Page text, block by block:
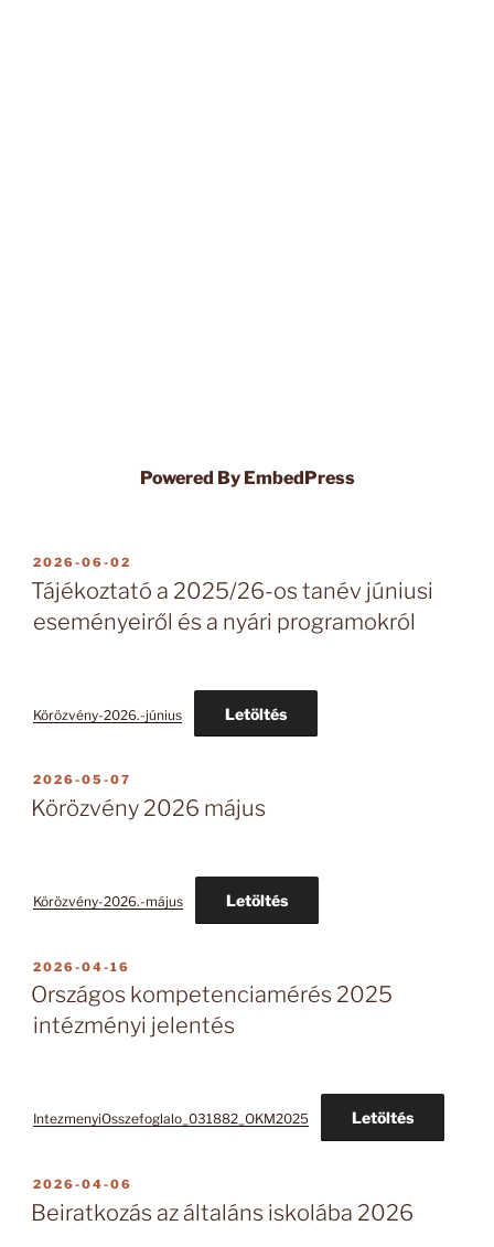
Powered By EmbedPress
BEKÜLDVE:
2026-06-02
Tájékoztató a 2025/26-os tanév júniusi
eseményeiről és a nyári programokról
Körözvény-2026.-június Letöltés
BEKÜLDVE:
2026-05-07
Körözvény 2026 május
Körözvény-2026.-május Letöltés
BEKÜLDVE:
2026-04-16
Országos kompetenciamérés 2025
intézményi jelentés
IntezmenyiOsszefoglalo_031882_OKM2025 Letöltés
BEKÜLDVE:
2026-04-06
Beiratkozás az általáns iskolába 2026